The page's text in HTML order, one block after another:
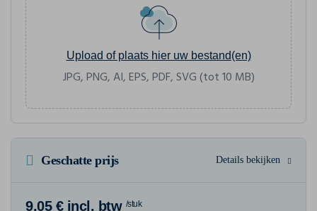
Upload of plaats hier uw bestand(en)
JPG, PNG, AI, EPS, PDF, SVG (tot 10 MB)
Geschatte prijs Details bekijken
9,05 € incl. btw /stuk